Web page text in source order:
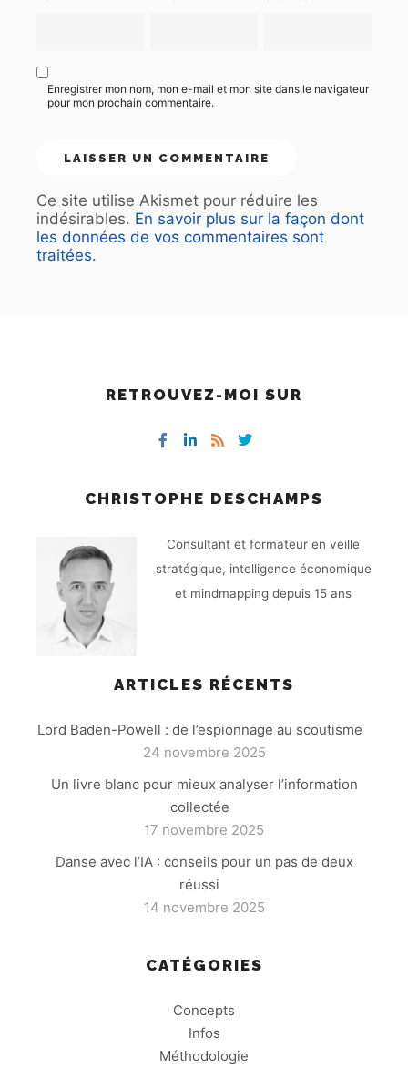
Enregistrer mon nom, mon e-mail et mon site dans le navigateur
pour mon prochain commentaire.
Ce site utilise Akismet pour réduire les
indésirables. En savoir plus sur la façon dont
les données de vos commentaires sont
traitées.
RETROUVEZ-MOI SUR
CHRISTOPHE DESCHAMPS
Consultant et formateur en veille
stratégique, intelligence économique
et mindmapping depuis 15 ans
ARTICLES RÉCENTS
Lord Baden-Powell : de l’espionnage au scoutisme
24 novembre 2025
Un livre blanc pour mieux analyser l’information
collectée
17 novembre 2025
Danse avec l’IA : conseils pour un pas de deux
réussi
14 novembre 2025
CATÉGORIES
Concepts
Infos
Méthodologie